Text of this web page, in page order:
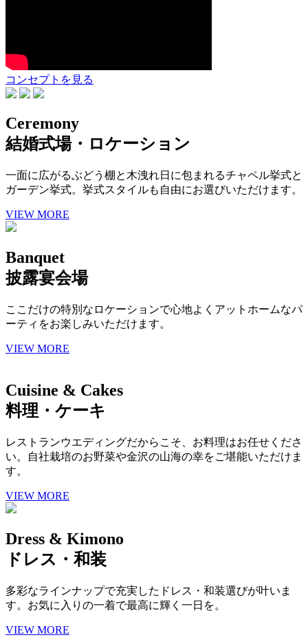
コンセプトを見る
Ceremony
結婚式場・ロケーション
一面に広がるぶどう棚と木洩れ日に包まれるチャペル挙式と
ガーデン挙式。挙式スタイルも自由にお選びいただけます。
VIEW MORE
Banquet
披露宴会場
ここだけの特別なロケーションで心地よくアットホームなパ
ーティをお楽しみいただけます。
VIEW MORE
Cuisine & Cakes
料理・ケーキ
レストランウエディングだからこそ、お料理はお任せくださ
い。自社栽培のお野菜や金沢の山海の幸をご堪能いただけま
す。
VIEW MORE
Dress & Kimono
ドレス・和装
多彩なラインナップで充実したドレス・和装選びが叶いま
す。お気に入りの一着で最高に輝く一日を。
VIEW MORE